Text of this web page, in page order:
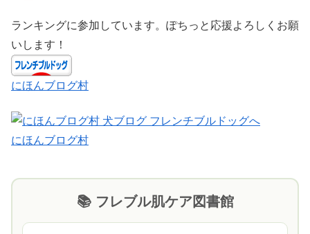
ランキングに参加しています。ぽちっと応援よろしくお願
いします！
にほんブログ村
にほんブログ村
📚 フレブル肌ケア図書館